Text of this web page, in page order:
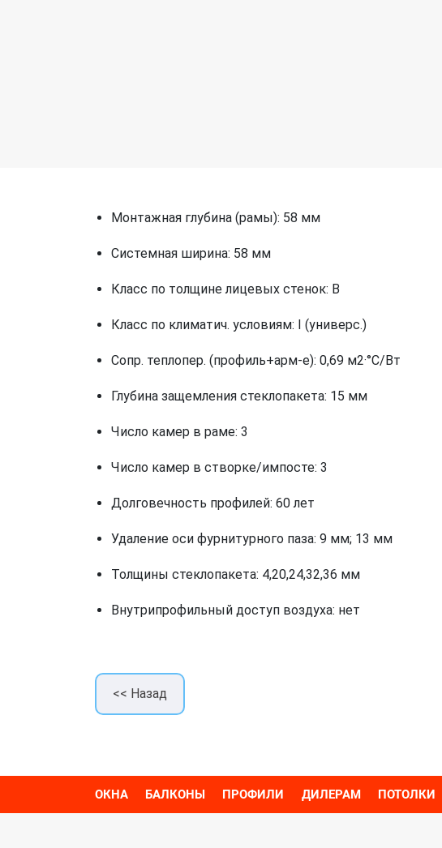
Монтажная глубина (рамы): 58 мм
Системная ширина: 58 мм
Класс по толщине лицевых стенок: B
Класс по климатич. условиям: I (универс.)
Сопр. теплопер. (профиль+арм-е): 0,69 м2·°C/Вт
Глубина защемления стеклопакета: 15 мм
Число камер в раме: 3
Число камер в створке/импосте: 3
Долговечность профилей: 60 лет
Удаление оси фурнитурного паза: 9 мм; 13 мм
Толщины стеклопакета: 4,20,24,32,36 мм
Внутрипрофильный доступ воздуха: нет
<< Назад
ОКНА БАЛКОНЫ ПРОФИЛИ ДИЛЕРАМ ПОТОЛКИ